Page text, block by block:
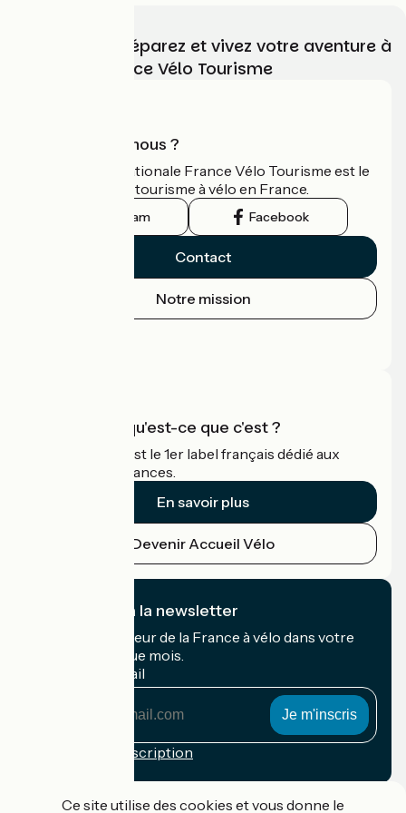
Choisissez, préparez et vivez votre aventure à
vélo avec France Vélo Tourisme
Qui sommes-nous ?
L'association nationale France Vélo Tourisme est le
guide officiel du tourisme à vélo en France.
Instagram Facebook
Contact
Notre mission
Accueil Vélo qu'est-ce que c'est ?
Accueil Vélo c'est le 1er label français dédié aux
cyclistes en vacances.
En savoir plus
Devenir Accueil Vélo
Je m'abonne à la newsletter
Recevez le meilleur de la France à vélo dans votre
boîte mail chaque mois.
Mon adresse mail
Conditions d'inscription
Ce site utilise des cookies et vous donne le